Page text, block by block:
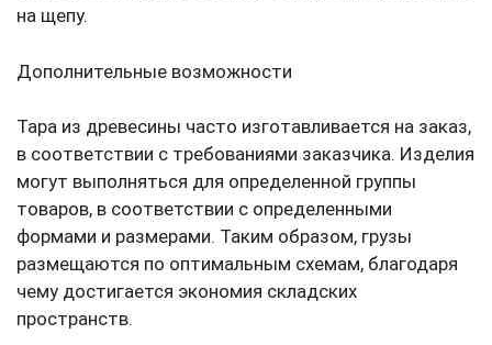
на щепу.
Дополнительные возможности
Тара из древесины часто изготавливается на заказ,
в соответствии с требованиями заказчика. Изделия
могут выполняться для определенной группы
товаров, в соответствии с определенными
формами и размерами. Таким образом, грузы
размещаются по оптимальным схемам, благодаря
чему достигается экономия складских
пространств.